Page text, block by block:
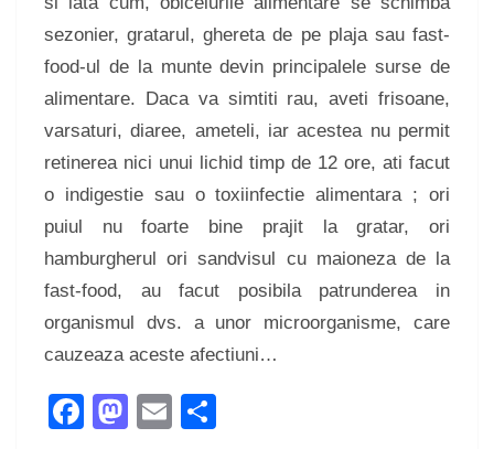
sezonier, gratarul, ghereta de pe plaja sau fast-
food-ul de la munte devin principalele surse de
alimentare. Daca va simtiti rau, aveti frisoane,
varsaturi, diaree, ameteli, iar acestea nu permit
retinerea nici unui lichid timp de 12 ore, ati facut
o indigestie sau o toxiinfectie alimentara ; ori
puiul nu foarte bine prajit la gratar, ori
hamburgherul ori sandvisul cu maioneza de la
fast-food, au facut posibila patrunderea in
organismul dvs. a unor microorganisme, care
cauzeaza aceste afectiuni…
Facebook
Mastodon
Email